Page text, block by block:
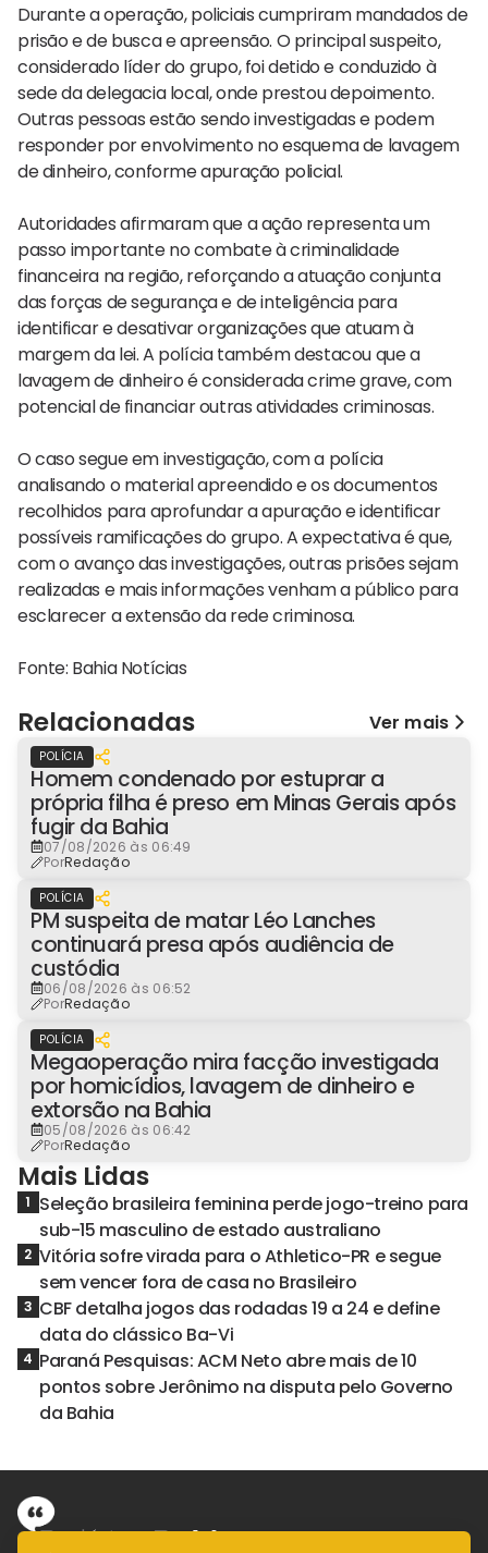
Durante a operação, policiais cumpriram mandados de
prisão e de busca e apreensão. O principal suspeito,
considerado líder do grupo, foi detido e conduzido à
sede da delegacia local, onde prestou depoimento.
Outras pessoas estão sendo investigadas e podem
responder por envolvimento no esquema de lavagem
de dinheiro, conforme apuração policial.
Autoridades afirmaram que a ação representa um
passo importante no combate à criminalidade
financeira na região, reforçando a atuação conjunta
das forças de segurança e de inteligência para
identificar e desativar organizações que atuam à
margem da lei. A polícia também destacou que a
lavagem de dinheiro é considerada crime grave, com
potencial de financiar outras atividades criminosas.
O caso segue em investigação, com a polícia
analisando o material apreendido e os documentos
recolhidos para aprofundar a apuração e identificar
possíveis ramificações do grupo. A expectativa é que,
com o avanço das investigações, outras prisões sejam
realizadas e mais informações venham a público para
esclarecer a extensão da rede criminosa.
Fonte: Bahia Notícias
Relacionadas Ver mais
POLÍCIA
Homem condenado por estuprar a
própria filha é preso em Minas Gerais após
fugir da Bahia
07/08/2026 às 06:49
PorRedação
POLÍCIA
PM suspeita de matar Léo Lanches
continuará presa após audiência de
custódia
06/08/2026 às 06:52
PorRedação
POLÍCIA
Megaoperação mira facção investigada
por homicídios, lavagem de dinheiro e
extorsão na Bahia
05/08/2026 às 06:42
PorRedação
Mais Lidas
1 Seleção brasileira feminina perde jogo-treino para
sub-15 masculino de estado australiano
2 Vitória sofre virada para o Athletico-PR e segue
sem vencer fora de casa no Brasileiro
3 CBF detalha jogos das rodadas 19 a 24 e define
data do clássico Ba-Vi
4 Paraná Pesquisas: ACM Neto abre mais de 10
pontos sobre Jerônimo na disputa pelo Governo
da Bahia